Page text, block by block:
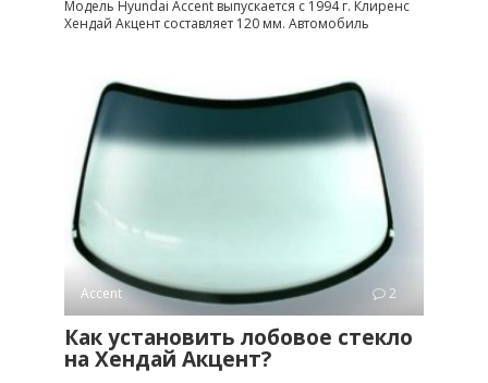
Модель Hyundai Accent выпускается с 1994 г. Клиренс
Хендай Акцент составляет 120 мм. Автомобиль
Accent 2
Как установить лобовое стекло
на Хендай Акцент?